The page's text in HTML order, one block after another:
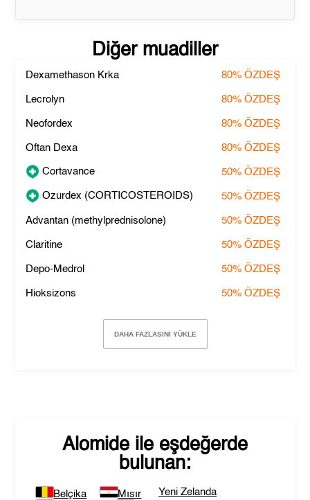
Diğer muadiller
Dexamethason Krka 80% ÖZDEŞ
Lecrolyn 80% ÖZDEŞ
Neofordex 80% ÖZDEŞ
Oftan Dexa 80% ÖZDEŞ
Cortavance 50% ÖZDEŞ
Ozurdex (CORTICOSTEROIDS) 50% ÖZDEŞ
Advantan (methylprednisolone) 50% ÖZDEŞ
Claritine 50% ÖZDEŞ
Depo-Medrol 50% ÖZDEŞ
Hioksizons 50% ÖZDEŞ
DAHA FAZLASINI YÜKLE
Alomide ile eşdeğerde
bulunan:
Belçika
Mısır
Yeni Zelanda